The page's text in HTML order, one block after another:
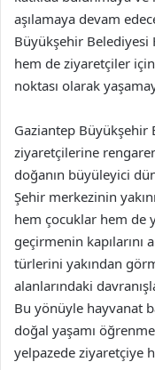
aşılamaya devam
Büyükşehir Belediyesi
hem de ziyaretçiler
noktası olarak
Gaziantep Büyükşehir
ziyaretçilerine
doğanın büyüleyici
Şehir merkezinin
hem çocuklar hem de
geçirmenin kapılarını
türlerini yakından
alanlarındaki
Bu yönüyle hayvanat
doğal yaşamı
yelpazede ziyaretçiye